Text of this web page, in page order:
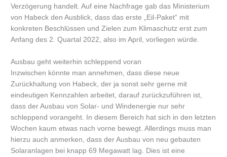
Verzögerung handelt. Auf eine Nachfrage gab das Ministerium
von Habeck den Ausblick, dass das erste „Eil-Paket“ mit
konkreten Beschlüssen und Zielen zum Klimaschutz erst zum
Anfang des 2. Quartal 2022, also im April, vorliegen würde.
Ausbau geht weiterhin schleppend voran
Inzwischen könnte man annehmen, dass diese neue
Zurückhaltung von Habeck, der ja sonst sehr gerne mit
eindeutigen Kennzahlen arbeitet, darauf zurückzuführen ist,
dass der Ausbau von Solar- und Windenergie nur sehr
schleppend vorangeht. In diesem Bereich hat sich in den letzten
Wochen kaum etwas nach vorne bewegt. Allerdings muss man
hierzu auch anmerken, dass der Ausbau von neu gebauten
Solaranlagen bei knapp 69 Megawatt lag. Dies ist eine